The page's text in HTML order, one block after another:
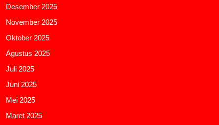
Desember 2025
November 2025
Oktober 2025
Agustus 2025
Juli 2025
Juni 2025
Mei 2025
Maret 2025